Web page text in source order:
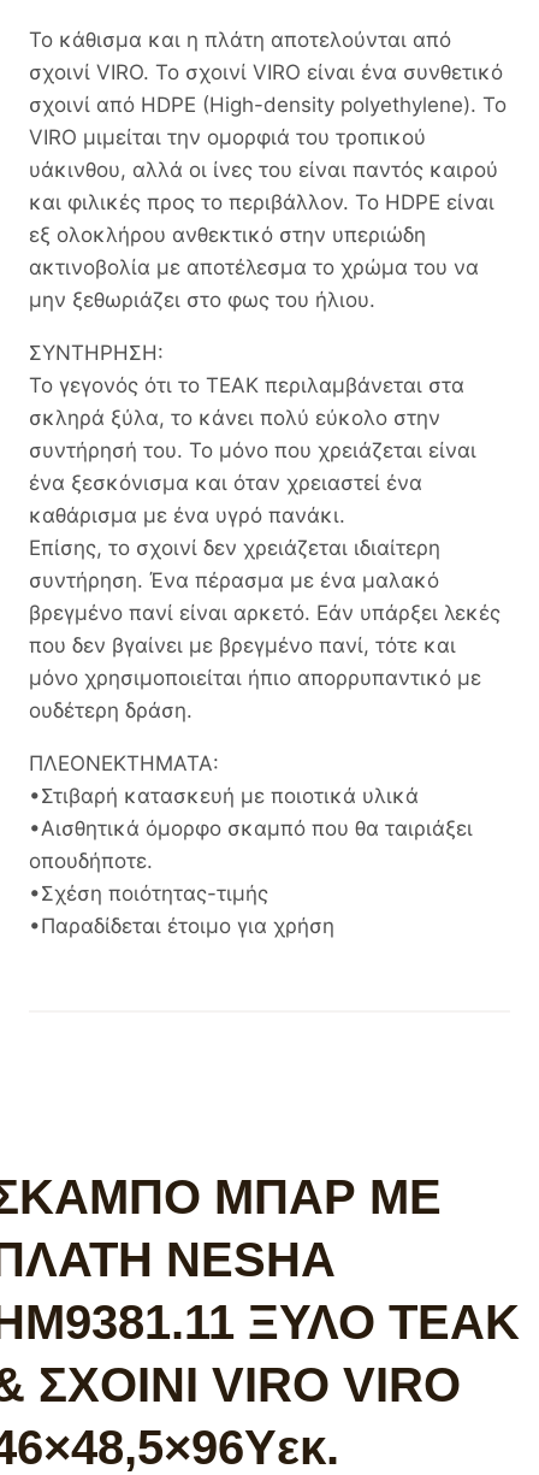
Το κάθισμα και η πλάτη αποτελούνται από
σχοινί VIRO. Το σχοινί VIRO είναι ένα συνθετικό
σχοινί από HDPE (High-density polyethylene). Το
VIRO μιμείται την ομορφιά του τροπικού
υάκινθου, αλλά οι ίνες του είναι παντός καιρού
και φιλικές προς το περιβάλλον. Το HDPE είναι
εξ ολοκλήρου ανθεκτικό στην υπεριώδη
ακτινοβολία με αποτέλεσμα το χρώμα του να
μην ξεθωριάζει στο φως του ήλιου.
ΣΥΝΤΗΡΗΣΗ:
Το γεγονός ότι το ΤΕΑΚ περιλαμβάνεται στα
σκληρά ξύλα, το κάνει πολύ εύκολο στην
συντήρησή του. Το μόνο που χρειάζεται είναι
ένα ξεσκόνισμα και όταν χρειαστεί ένα
καθάρισμα με ένα υγρό πανάκι.
Επίσης, το σχοινί δεν χρειάζεται ιδιαίτερη
συντήρηση. Ένα πέρασμα με ένα μαλακό
βρεγμένο πανί είναι αρκετό. Εάν υπάρξει λεκές
που δεν βγαίνει με βρεγμένο πανί, τότε και
μόνο χρησιμοποιείται ήπιο απορρυπαντικό με
ουδέτερη δράση.
ΠΛΕΟΝΕΚΤΗΜΑΤΑ:
•Στιβαρή κατασκευή με ποιοτικά υλικά
•Αισθητικά όμορφο σκαμπό που θα ταιριάξει
οπουδήποτε.
•Σχέση ποιότητας-τιμής
•Παραδίδεται έτοιμο για χρήση
ΜΠΑΡ ΜΕ
NESHA
ΞΥΛΟ ΤΕΑΚ
ΣΧΟΙΝΙ VIRO VIRO